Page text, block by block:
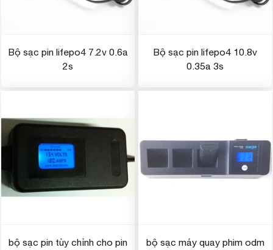
Bộ sạc pin lifepo4 7.2v 0.6a
2s
Bộ sạc pin lifepo4 10.8v
0.35a 3s
bộ sạc pin tùy chỉnh cho pin bộ sạc máy quay phim odm